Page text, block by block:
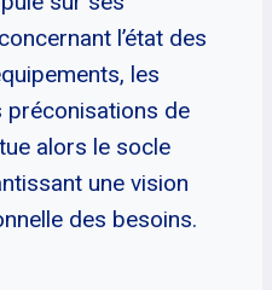
l’état des
les
préconisations de
alors le socle
une vision
des besoins.